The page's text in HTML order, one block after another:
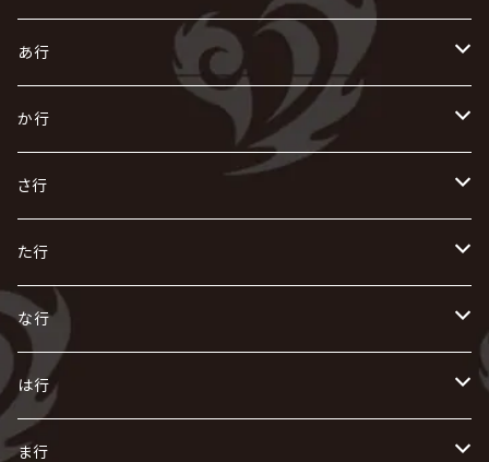
あ行
あ
R指定
AIOLIN
i.D.A
AKIHIDE
ACME / アクメ
い
IKUO
exist†trace
生熊耕治
Initial'L
う
VIRGE / ヴァージュ
Waive
Versailles
え
ACE OF SPADES
X JAPAN
お
AURORIZE
か行
か
怪人二十面奏
Kαin
kein
GACKT
き
KISAKI
キズ
KiD
く
Crack6
グラビティ
け
[ kei ] / 圭
こ
さ行
さ
ザアザア
The THIRTEEN
Psycho le Cému
し
Zeke Deux
Z CLEAR
す
Z CLEAR
せ
た行
た
DASEIN
DAIGO
ち
CHAQLA.
つ
な行
な
NIGHTMARE
に
は行
は
ま行